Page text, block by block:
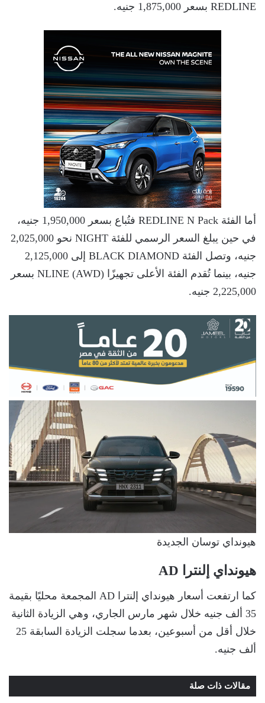
REDLINE بسعر 1,875,000 جنيه.
أما الفئة REDLINE N Pack فتُباع بسعر 1,950,000 جنيه،
في حين يبلغ السعر الرسمي للفئة NIGHT نحو 2,025,000
جنيه، وتصل الفئة BLACK DIAMOND إلى 2,125,000
جنيه، بينما تُقدم الفئة الأعلى تجهيزًا NLINE (AWD) بسعر
2,225,000 جنيه.
هيونداي توسان الجديدة
هيونداي إلنترا AD
كما ارتفعت أسعار هيونداي إلنترا AD المجمعة محليًا بقيمة
35 ألف جنيه خلال شهر مارس الجاري، وهي الزيادة الثانية
خلال أقل من أسبوعين، بعدما سجلت الزيادة السابقة 25
ألف جنيه.
مقالات ذات صلة